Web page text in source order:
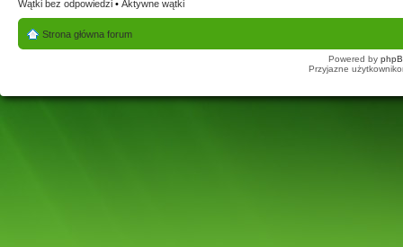
Wątki bez odpowiedzi • Aktywne wątki
Strona główna forum
Powered by
Przyjazne